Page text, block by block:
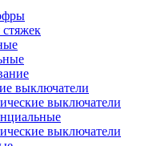
выключатели
выключатели
выключатели